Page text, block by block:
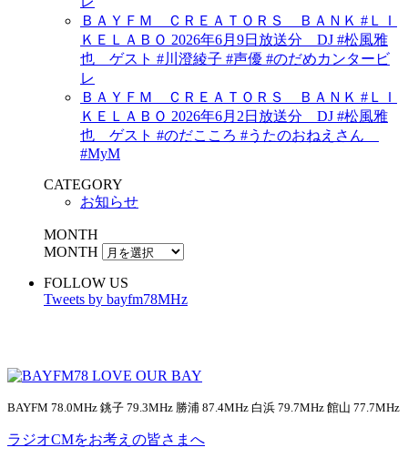
ＢＡＹＦＭ ＣＲＥＡＴＯＲＳ ＢＡＮＫ #ＬＩ
ＫＥＬＡＢＯ 2026年6月9日放送分 DJ #松風雅
也 ゲスト #川澄綾子 #声優 #のだめカンタービ
レ
ＢＡＹＦＭ ＣＲＥＡＴＯＲＳ ＢＡＮＫ #ＬＩ
ＫＥＬＡＢＯ 2026年6月2日放送分 DJ #松風雅
也 ゲスト #のだこころ #うたのおねえさん
#MyM
CATEGORY
お知らせ
MONTH
MONTH
FOLLOW US
Tweets by bayfm78MHz
BAYFM 78.0MHz 銚子 79.3MHz 勝浦 87.4MHz 白浜 79.7MHz 館山 77.7MHz
ラジオCMをお考えの皆さまへ